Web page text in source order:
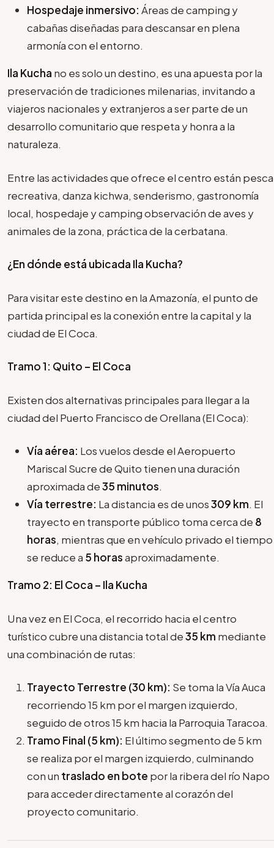
Hospedaje inmersivo: Áreas de camping y
cabañas diseñadas para descansar en plena
armonía con el entorno.
Ila Kucha no es solo un destino, es una apuesta por la
preservación de tradiciones milenarias, invitando a
viajeros nacionales y extranjeros a ser parte de un
desarrollo comunitario que respeta y honra a la
naturaleza.
Entre las actividades que ofrece el centro están pesca
recreativa, danza kichwa, senderismo, gastronomía
local, hospedaje y camping observación de aves y
animales de la zona, práctica de la cerbatana.
¿En dónde está ubicada Ila Kucha?
Para visitar este destino en la Amazonía, el punto de
partida principal es la conexión entre la capital y la
ciudad de El Coca.
Tramo 1: Quito – El Coca
Existen dos alternativas principales para llegar a la
ciudad del Puerto Francisco de Orellana (El Coca):
Vía aérea: Los vuelos desde el Aeropuerto
Mariscal Sucre de Quito tienen una duración
aproximada de35 minutos.
Vía terrestre: La distancia es de unos309 km. El
trayecto en transporte público toma cerca de 8
horas, mientras que en vehículo privado el tiempo
se reduce a 5 horasaproximadamente.
Tramo 2: El Coca – Ila Kucha
Una vez en El Coca, el recorrido hacia el centro
turístico cubre una distancia total de35 km mediante
una combinación de rutas:
Trayecto Terrestre (30 km): Se toma la Vía Auca
recorriendo 15 km por el margen izquierdo,
seguido de otros 15 km hacia la Parroquia Taracoa.
Tramo Final (5 km): El último segmento de 5 km
se realiza por el margen izquierdo, culminando
con un traslado en bote por la ribera del río Napo
para acceder directamente al corazón del
proyecto comunitario.